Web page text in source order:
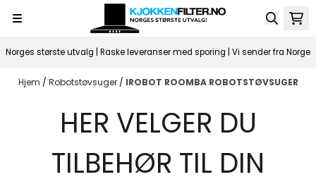
Hopp til innhold
Norges største utvalg | Raske leveranser med sporing | Vi sender fra Norge
Hjem / Robotstøvsuger / IROBOT ROOMBA ROBOTSTØVSUGER
HER VELGER DU
TILBEHØR TIL DIN